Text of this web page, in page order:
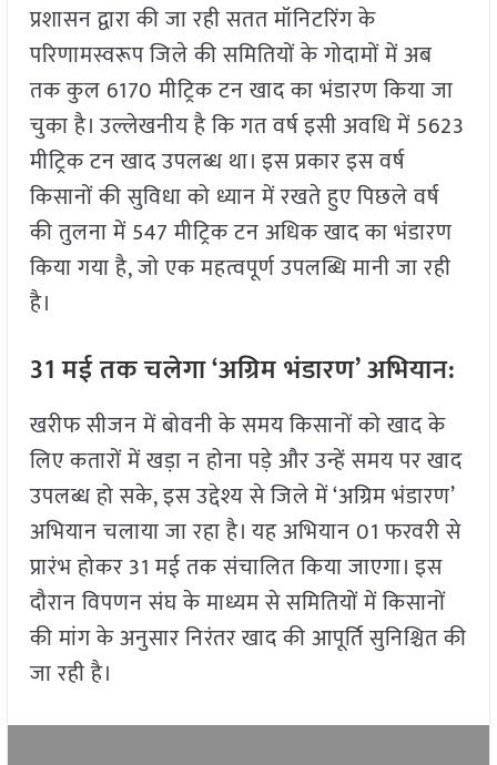
प्रशासन द्वारा की जा रही सतत मॉनिटरिंग के
परिणामस्वरूप जिले की समितियों के गोदामों में अब
तक कुल 6170 मीट्रिक टन खाद का भंडारण किया जा
चुका है। उल्लेखनीय है कि गत वर्ष इसी अवधि में 5623
मीट्रिक टन खाद उपलब्ध था। इस प्रकार इस वर्ष
किसानों की सुविधा को ध्यान में रखते हुए पिछले वर्ष
की तुलना में 547 मीट्रिक टन अधिक खाद का भंडारण
किया गया है, जो एक महत्वपूर्ण उपलब्धि मानी जा रही
है।
31 मई तक चलेगा ‘अग्रिम भंडारण’ अभियान:
खरीफ सीजन में बोवनी के समय किसानों को खाद के
लिए कतारों में खड़ा न होना पड़े और उन्हें समय पर खाद
उपलब्ध हो सके, इस उद्देश्य से जिले में ‘अग्रिम भंडारण’
अभियान चलाया जा रहा है। यह अभियान 01 फरवरी से
प्रारंभ होकर 31 मई तक संचालित किया जाएगा। इस
दौरान विपणन संघ के माध्यम से समितियों में किसानों
की मांग के अनुसार निरंतर खाद की आपूर्ति सुनिश्चित की
जा रही है।